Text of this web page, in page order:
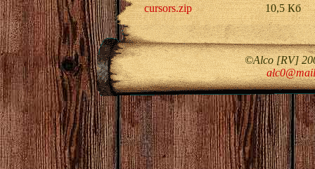
cursors.zip 10,5 Кб
©Alco [RV]